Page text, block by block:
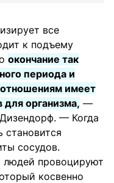
все
к подъему
окончание так
периода и
имеет
организма, —
— Когда
становится
сосудов.
провоцируют
косвенно